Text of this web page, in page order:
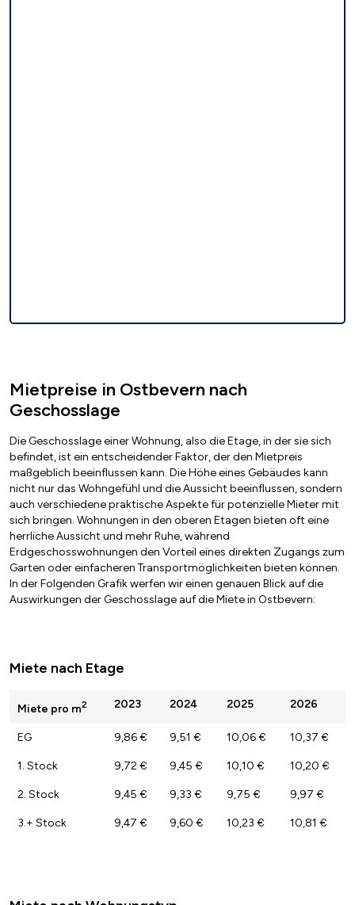
Mietpreise in Ostbevern nach
Geschosslage
Die Geschosslage einer Wohnung, also die Etage, in der sie sich
befindet, ist ein entscheidender Faktor, der den Mietpreis
maßgeblich beeinflussen kann. Die Höhe eines Gebäudes kann
nicht nur das Wohngefühl und die Aussicht beeinflussen, sondern
auch verschiedene praktische Aspekte für potenzielle Mieter mit
sich bringen. Wohnungen in den oberen Etagen bieten oft eine
herrliche Aussicht und mehr Ruhe, während
Erdgeschosswohnungen den Vorteil eines direkten Zugangs zum
Garten oder einfacheren Transportmöglichkeiten bieten können.
In der Folgenden Grafik werfen wir einen genauen Blick auf die
Auswirkungen der Geschosslage auf die Miete in Ostbevern:
Miete nach Etage
Miete pro m2 2023 2024 2025 2026
EG 9,86 € 9,51 € 10,06 € 10,37 €
1. Stock 9,72 € 9,45 € 10,10 € 10,20 €
2. Stock 9,45 € 9,33 € 9,75 € 9,97 €
3.+ Stock 9,47 € 9,60 € 10,23 € 10,81 €